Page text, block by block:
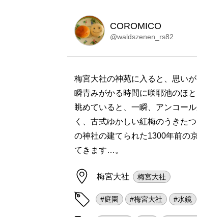
COROMICO
@waldszenen_rs82
梅宮大社の神苑に入ると、思い
瞬青みがかる時間に咲耶池のほ
眺めていると、一瞬、アンコー
く、古式ゆかしい紅梅のうきた
の神社の建てられた1300年前の
てきます…。
梅宮大社 梅宮大社
#庭園 #梅宮大社 #水鏡